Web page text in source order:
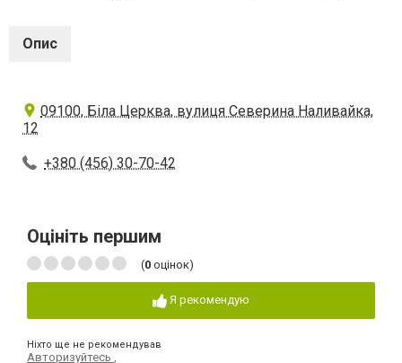
Опис
09100, Біла Церква, вулиця Северина Наливайка,
12
+380 (456) 30-70-42
Оцініть першим
(0 оцінок)
Я рекомендую
Ніхто ще не рекомендував
Авторизуйтесь